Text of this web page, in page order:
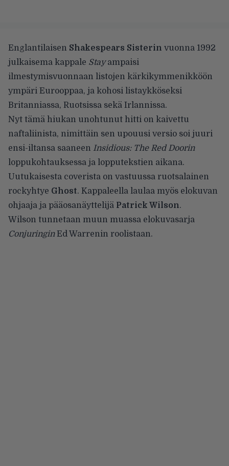
Englantilaisen Shakespears Sisterin vuonna 1992
julkaisema kappale Stayampaisi
ilmestymisvuonnaan listojen kärkikymmenikköön
ympäri Eurooppaa, ja kohosi listaykköseksi
Britanniassa, Ruotsissa sekä Irlannissa.
Nyt tämä hiukan unohtunut hitti on kaivettu
naftaliinista, nimittäin sen upouusi versio soi juuri
ensi-iltansa saaneen Insidious: The Red Doorin
loppukohtauksessa ja lopputekstien aikana.
Uutukaisesta coverista on vastuussa ruotsalainen
rockyhtye Ghost. Kappaleella laulaa myös elokuvan
ohjaaja ja pääosanäyttelijä Patrick Wilson.
Wilson tunnetaan muun muassa elokuvasarja
ConjuringinEd Warrenin roolistaan.